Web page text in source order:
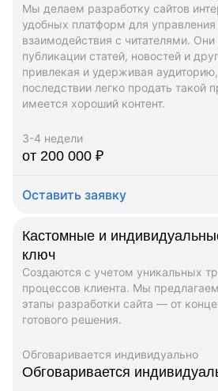
Мы делаем разработку сайтов
удобных платформ для управления
взаимодействия с читателями.
публикации статей, новостей и
привлекая и удерживая
последствии легко продать такой
имеется хороший контент.
3-4 недели
от 200 000 ₽
Оставить заявку
Кастомные и
ключ
Создаются с учетом уникальных
процессов клиента. Мы
этапы разработки сайта — от
готового решения.
Обговаривается индивидуально
Обговаривается